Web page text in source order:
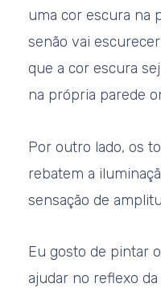
uma cor escura na
senão vai
que a cor escura
na própria parede
Por outro lado, os
rebatem a
sensação de
Eu gosto de pintar
ajudar no reflexo